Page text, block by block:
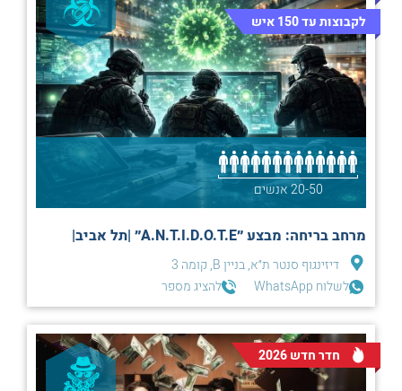
לקבוצות עד 150 איש
20-50 אנשים
מרחב בריחה: מבצע ״A.N.T.I.D.O.T.E״ |תל אביב|
דיזינגוף סנטר ת״א, בניין B, קומה 3
לשלוח WhatsApp
להציג מספר
חדר חדש 2026